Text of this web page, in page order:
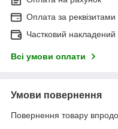
Оплата за реквізитами
Частковий
Всі умови оплати
Умови повернення
Повернення товару